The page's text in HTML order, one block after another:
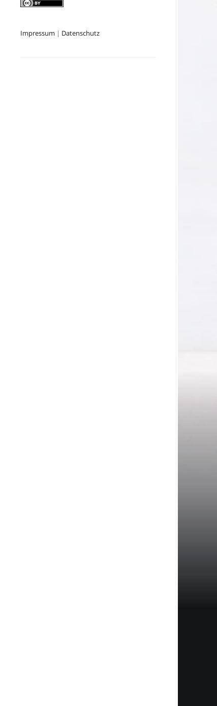
Impressum | Datenschutz